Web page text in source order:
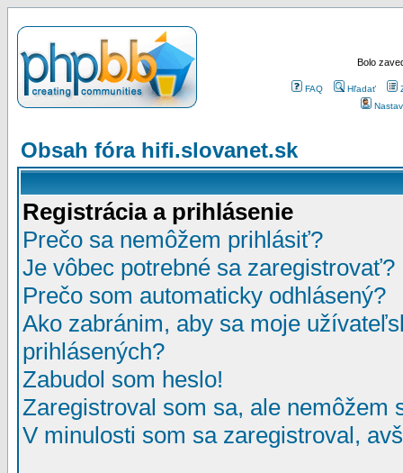
Bolo
FAQ Hľadať
Obsah fóra hifi.slovanet.sk
Registrácia a prihlásenie
Prečo sa nemôžem prihlásiť?
Je vôbec potrebné sa zaregistrovať?
Prečo som automaticky odhlásený?
Ako zabránim, aby sa moje
prihlásených?
Zabudol som heslo!
Zaregistroval som sa, ale nemôžem
V minulosti som sa zaregistroval,